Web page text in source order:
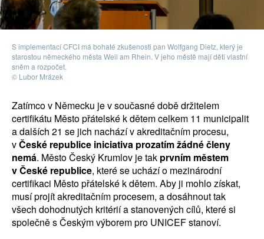
S implementací CFCI má bohaté zkušenosti pan Wolfgang Dietz, který je
starostou německého města Weil am Rhein. V jeho městě mají děti vlastní
sněm a rozpočet.
© Lubor Mrázek
Zatímco v Německu je v současné době držitelem
certifikátu Město přátelské k dětem celkem 11 municipalit
a dalších 21 se jich nachází v akreditačním procesu,
vČeské republice iniciativa prozatím žádné členy
nemá. Město Český Krumlov je tak prvním městem
v České republice, které se uchází o mezinárodní
certifikaci Město přátelské k dětem. Aby ji mohlo získat,
musí projít akreditačním procesem, a dosáhnout tak
všech dohodnutých kritérií a stanovených cílů, které si
společně s Českým výborem pro UNICEF stanoví.